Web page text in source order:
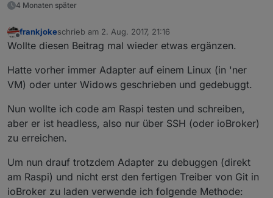
4 Monaten später
Offline
frankjokeschrieb am 2. Aug. 2017, 21:16
zuletzt editiert von
Wollte diesen Beitrag mal wieder etwas ergänzen.
Hatte vorher immer Adapter auf einem Linux (in 'ner
VM) oder unter Widows geschrieben und gedebuggt.
Nun wollte ich code am Raspi testen und schreiben,
aber er ist headless, also nur über SSH (oder ioBroker)
zu erreichen.
Um nun drauf trotzdem Adapter zu debuggen (direkt
am Raspi) und nicht erst den fertigen Treiber von Git in
ioBroker zu laden verwende ich folgende Methode: